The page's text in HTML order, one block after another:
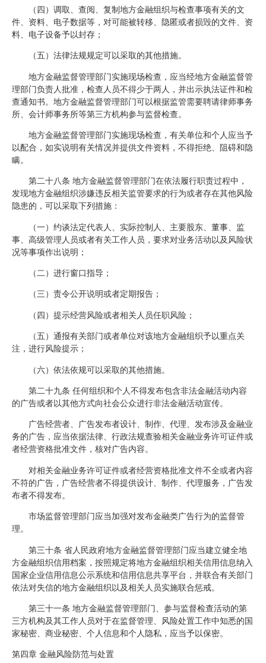
（四）调取、查阅、复制地方金融组织与检查事项有关的文
件、资料、电子数据等，对可能被转移、隐匿或者损毁的文件、资
料、电子设备予以封存；
（五）法律法规规定可以采取的其他措施。
地方金融监督管理部门实施现场检查，应当经地方金融监督管
理部门负责人批准，检查人员不得少于两人，并出示执法证件和检
查通知书。地方金融监督管理部门可以根据监管需要聘请律师事务
所、会计师事务所等第三方机构参与监督检查。
地方金融监督管理部门实施现场检查，有关单位和个人应当予
以配合，如实说明有关情况并提供文件资料，不得拒绝、阻碍和隐
瞒。
第二十八条 地方金融监督管理部门在依法履行职责过程中，
发现地方金融组织涉嫌违反相关监管要求的行为或者存在其他风险
隐患的，可以采取下列措施：
（一）约谈法定代表人、实际控制人、主要股东、董事、监
事、高级管理人员或者有关工作人员，要求对业务活动以及风险状
况等事项作出说明；
（二）进行窗口指导；
（三）责令公开说明或者定期报告；
（四）提示经营风险或者相关人员任职风险；
（五）通报有关部门或者单位对该地方金融组织予以重点关
注，进行风险提示；
（六）依法依规可以采取的其他措施。
第二十九条 任何组织和个人不得发布包含非法金融活动内容
的广告或者以其他方式向社会公众进行非法金融活动宣传。
广告经营者、广告发布者设计、制作、代理、发布涉及金融业
务的广告，应当依据法律、行政法规查验相关金融业务许可证件或
者经营资格批准文件，核对广告内容。
对相关金融业务许可证件或者经营资格批准文件不全或者内容
不符的广告，广告经营者不得提供设计、制作、代理服务，广告发
布者不得发布。
市场监督管理部门应当加强对发布金融类广告行为的监督管
理。
第三十条 省人民政府地方金融监督管理部门应当建立健全地
方金融组织信用档案，按照规定将地方金融组织相关信用信息纳入
国家企业信用信息公示系统和信用信息共享平台，并联合有关部门
依法对失信的地方金融组织以及相关人员实施联合惩戒。
第三十一条 地方金融监督管理部门、参与监督检查活动的第
三方机构及其工作人员对于在监督管理、风险处置工作中知悉的国
家秘密、商业秘密、个人信息和个人隐私，应当予以保密。
第四章 金融风险防范与处置